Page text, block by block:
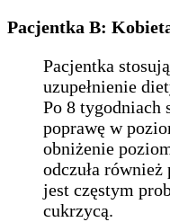
Pacjentka B:
Pacjentka
uzupełnienie
Po 8 tygodniach
poprawę w
obniżenie
odczuła
jest częstym
cukrzycą.